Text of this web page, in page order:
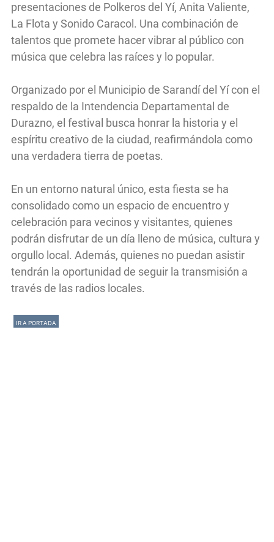
presentaciones de Polkeros del Yí, Anita Valiente,
La Flota y Sonido Caracol. Una combinación de
talentos que promete hacer vibrar al público con
música que celebra las raíces y lo popular.
Organizado por el Municipio de Sarandí del Yí con el
respaldo de la Intendencia Departamental de
Durazno, el festival busca honrar la historia y el
espíritu creativo de la ciudad, reafirmándola como
una verdadera tierra de poetas.
En un entorno natural único, esta fiesta se ha
consolidado como un espacio de encuentro y
celebración para vecinos y visitantes, quienes
podrán disfrutar de un día lleno de música, cultura y
orgullo local. Además, quienes no puedan asistir
tendrán la oportunidad de seguir la transmisión a
través de las radios locales.
IR A PORTADA